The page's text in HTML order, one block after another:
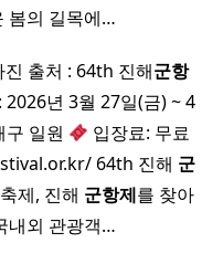
봄의 길목에…
진 출처 : 64th 진해군항
2026년 3월 27일(금) ~ 4
구 일원
입장료: 무료
64th 진해 군
제, 진해 군항제를 찾아
내외 관광객…